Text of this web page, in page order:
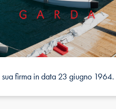
firma in data 23 giugno 1964.